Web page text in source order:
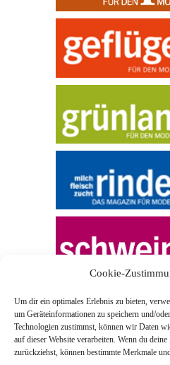
Cookie-
Um dir ein optimales Erlebnis zu bieten,
um Geräteinformationen zu speichern und/
Technologien zustimmst, können wir Daten
auf dieser Website verarbeiten. Wenn du
zurückziehst, können bestimmte Merkmale